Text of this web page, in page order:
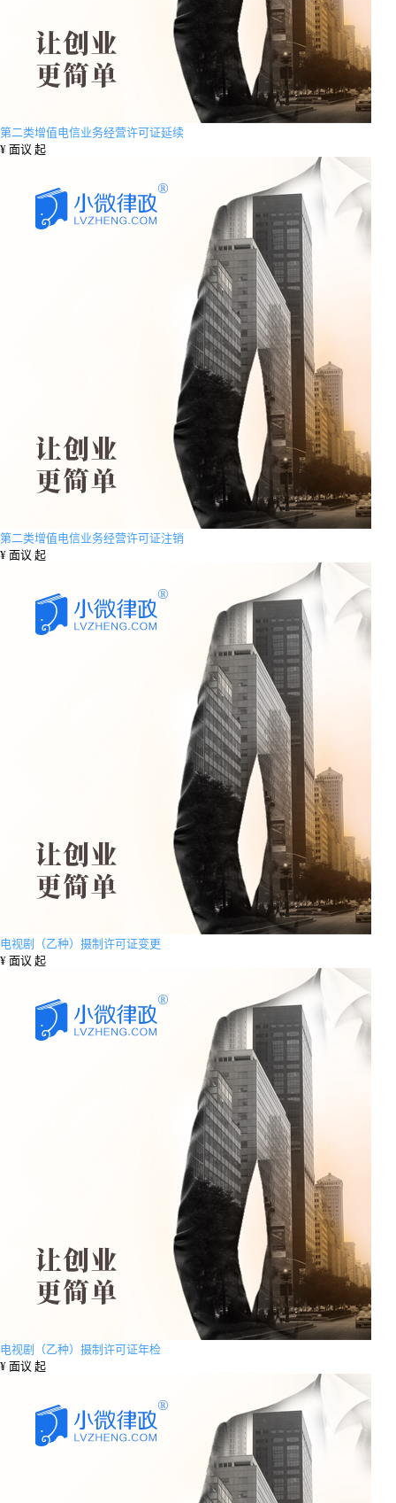
第二类增值电信业务经营许可证延续
¥ 面议 起
第二类增值电信业务经营许可证注销
¥ 面议 起
电视剧（乙种）摄制许可证变更
¥ 面议 起
电视剧（乙种）摄制许可证年检
¥ 面议 起